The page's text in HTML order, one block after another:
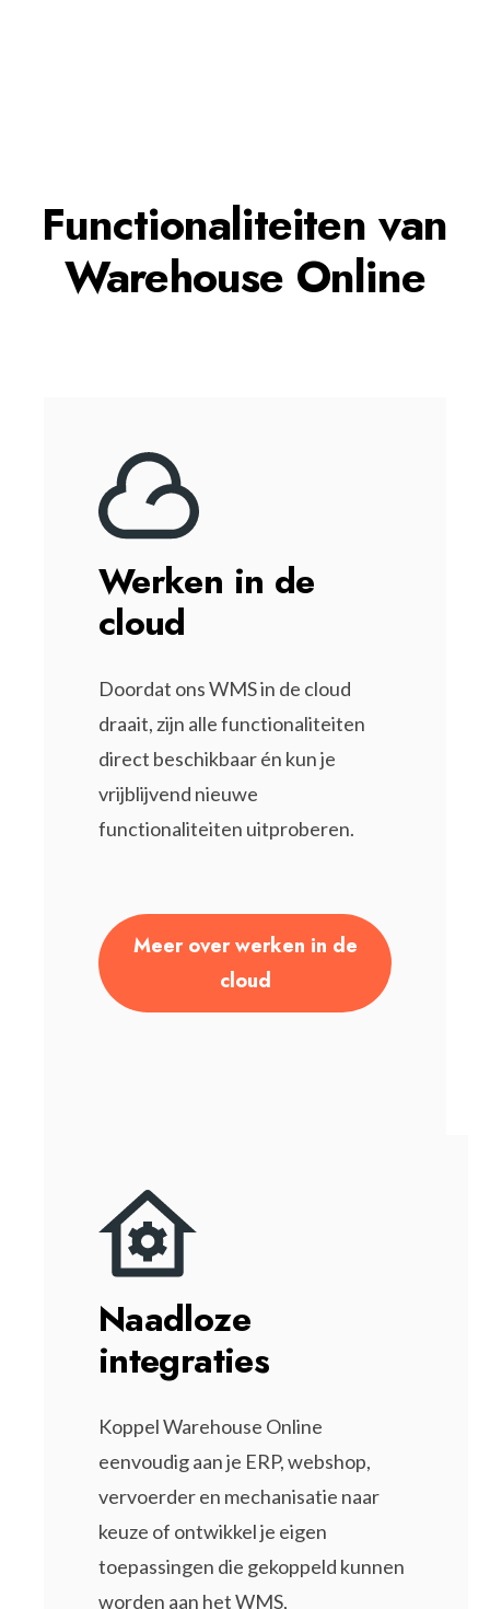
Functionaliteiten van
Warehouse Online
Werken in de
cloud
Doordat ons WMS in de cloud
draait, zijn alle functionaliteiten
direct beschikbaar én kun je
vrijblijvend nieuwe
functionaliteiten uitproberen.
Meer over werken in de
cloud
Naadloze
integraties
Koppel Warehouse Online
eenvoudig aan je ERP, webshop,
vervoerder en mechanisatie naar
keuze of ontwikkel je eigen
toepassingen die gekoppeld kunnen
worden aan het WMS,